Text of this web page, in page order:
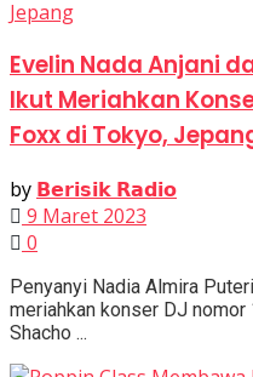
Evelin Nada Anjani
Ikut Meriahkan
Foxx di Tokyo,
by 𝗕𝗲𝗿𝗶𝘀𝗶𝗸 𝗥𝗮𝗱𝗶𝗼
9 Maret 2023
0
Penyanyi Nadia Almira
meriahkan konser DJ
Shacho ...